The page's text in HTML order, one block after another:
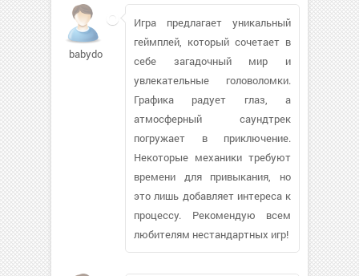
babydoll26
Игра предлагает уникальный
геймплей, который сочетает в
себе загадочный мир и
увлекательные головоломки.
Графика радует глаз, а
атмосферный саундтрек
погружает в приключение.
Некоторые механики требуют
времени для привыкания, но
это лишь добавляет интереса к
процессу. Рекомендую всем
любителям нестандартных игр!